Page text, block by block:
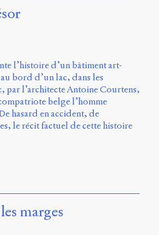
l’histoire d’un bâtiment art-
bord d’un lac, dans les
par l’architecte Antoine Courtens,
belge l’homme
hasard en accident, de
le récit factuel de cette histoire
marges